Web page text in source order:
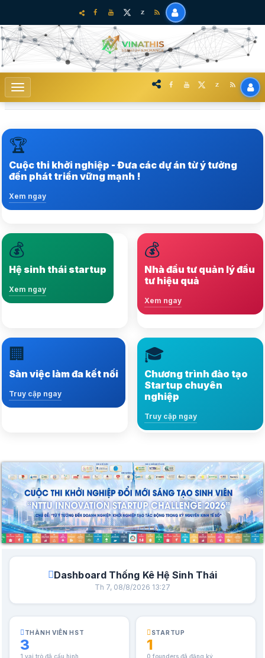
🏆
Cuộc thi khởi nghiệp - Đưa các dự án từ ý tưởng
đến phát triển vững mạnh !
Xem ngay
Trong hệ sinh thái khởi nghiệp sáng tạo tại Việt Nam
Xem ngay
💰
Hệ sinh thái startup
Xem ngay
Nâng tầm hệ sinh thái
Startup lên vị thế mới,
phát triển bền vững
Xem ngay
💰
Nhà đầu tư quản lý đầu
tư hiệu quả
Xem ngay
Lựa chọ nhiều startup
🏢
Sàn việc làm đa kết nối
Truy cập ngay
Kết nối hàng ngàn việc
làm, nhà tuyển dụng và
ứng viên tiềm năng
🎓
Chương trình đào tạo
Startup chuyên
nghiệp
Truy cập ngay
Nội dung đa dạng, kiến
phong phú
Dashboard Thống Kê Hệ Sinh Thái
Th 7, 08/8/2026 13:27
THÀNH VIÊN HST
3
1 vai trò đã cấu hình
STARTUP
1
0 founders đã đăng ký